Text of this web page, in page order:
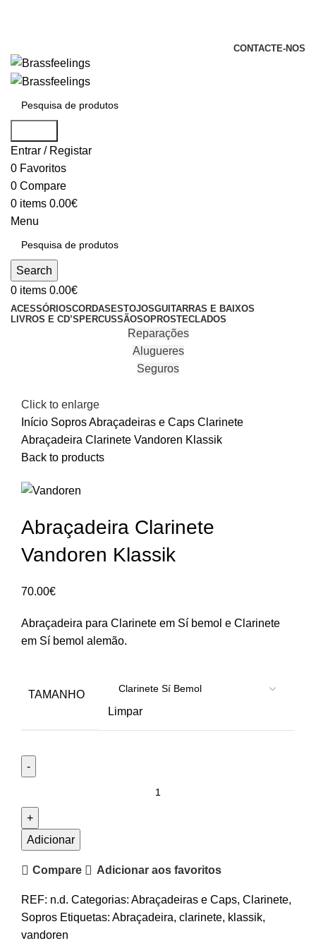
CONTACTE-NOS
Entrar / Registar
0 Favoritos
0 Compare
0 items 0.00€
Menu
Search
0 items 0.00€
ACESSÓRIOSCORDAS ESTOJOSGUITARRAS E BAIXOS
LIVROS E CD’S PERCUSSÃOSOPROSTECLADOS
Reparações
Alugueres
Seguros
Click to enlarge
Início SoprosAbraçadeiras e Caps Clarinete
Abraçadeira Clarinete Vandoren Klassik
Back to products
Abraçadeira Clarinete
Vandoren Klassik
70.00€
Abraçadeira para Clarinete em Sí bemol e Clarinete
em Sí bemol alemão.
TAMANHO
Limpar
Abraçadeira
Clarinete
Klassik
Adicionar
Compare Adicionar aos favoritos
REF: n.d. Categorias: Abraçadeiras e Caps, Clarinete,
Sopros Etiquetas: Abraçadeira, clarinete, klassik,
vandoren